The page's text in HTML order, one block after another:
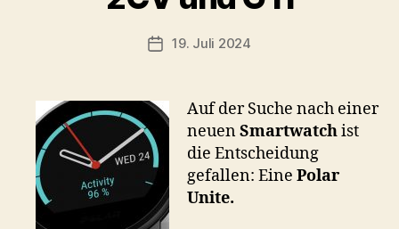
Beitragsautor
-
s
c
o
n
Beitragsdatum
19. Juli 2024
Auf der Suche nach einer
neuenSmartwatchist
die Entscheidung
gefallen: Eine Polar
Unite.